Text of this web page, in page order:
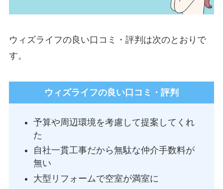
ウィズライフの良い口コミ・評判は次のとおりで
す。
ウィズライフの良い口コミ・評判
予算や周辺環境を考慮して提案してくれ
た
自社一貫工事だから無駄な仲介手数料が
無い
大型リフォームで空室が満室に